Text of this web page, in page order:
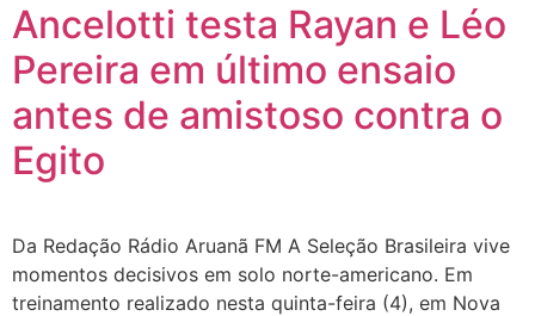
Ancelotti testa Rayan e Léo
Pereira em último ensaio
antes de amistoso contra o
Egito
Da Redação Rádio Aruanã FM A Seleção Brasileira vive
momentos decisivos em solo norte-americano. Em
treinamento realizado nesta quinta-feira (4), em Nova